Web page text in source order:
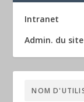
Intranet
Admin. du site